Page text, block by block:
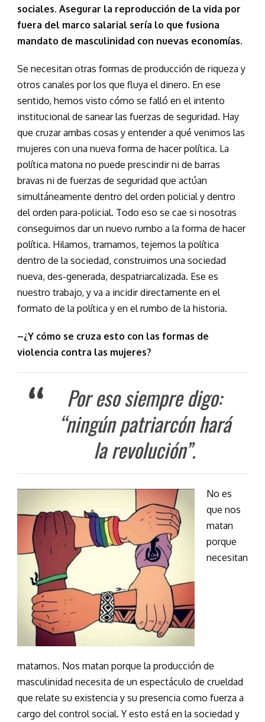
sociales. Asegurar la reproducción de la vida por
fuera del marco salarial sería lo que fusiona
mandato de masculinidad con nuevas economías.
Se necesitan otras formas de producción de riqueza y
otros canales por los que fluya el dinero. En ese
sentido, hemos visto cómo se falló en el intento
institucional de sanear las fuerzas de seguridad. Hay
que cruzar ambas cosas y entender a qué venimos las
mujeres con una nueva forma de hacer política. La
política matona no puede prescindir ni de barras
bravas ni de fuerzas de seguridad que actúan
simultáneamente dentro del orden policial y dentro
del orden para-policial. Todo eso se cae si nosotras
conseguimos dar un nuevo rumbo a la forma de hacer
política. Hilamos, tramamos, tejemos la política
dentro de la sociedad, construimos una sociedad
nueva, des-generada, despatriarcalizada. Ese es
nuestro trabajo, y va a incidir directamente en el
formato de la política y en el rumbo de la historia.
–¿Y cómo se cruza esto con las formas de
violencia contra las mujeres?
Por eso siempre digo:
“ningún patriarcón hará
la revolución”.
No es
que nos
matan
porque
necesitan
matarnos. Nos matan porque la producción de
masculinidad necesita de un espectáculo de crueldad
que relate su existencia y su presencia como fuerza a
cargo del control social. Y esto está en la sociedad y